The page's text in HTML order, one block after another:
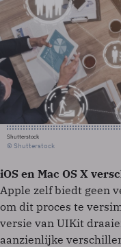
Shutterstock
© Shutterstock
iOS en Mac OS X
Apple zelf biedt geen
om dit proces te
versie van UIKit
aanzienlijke